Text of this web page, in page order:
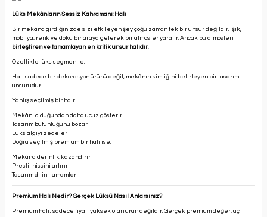
Lüks Mekânların Sessiz Kahramanı: Halı
Bir mekâna girdiğinizde sizi etkileyen şey çoğu zaman tek bir unsur değildir. Işık,
mobilya, renk ve doku bir araya gelerek bir atmosfer yaratır. Ancak bu atmosferi
birleştiren ve tamamlayan en kritik unsur halıdır.
Özellikle lüks segmentte:
Halı sadece bir dekorasyon ürünü değil, mekânın kimliğini belirleyen bir tasarım
unsurudur.
Yanlış seçilmiş bir halı:
Mekânı olduğundan daha ucuz gösterir
Tasarım bütünlüğünü bozar
Lüks algıyı zedeler
Doğru seçilmiş premium bir halı ise:
Mekâna derinlik kazandırır
Prestij hissini artırır
Tasarım dilini tamamlar
Premium Halı Nedir? Gerçek Lüksü Nasıl Anlarsınız?
Premium halı; sadece fiyatı yüksek olan ürün değildir. Gerçek premium değer, üç